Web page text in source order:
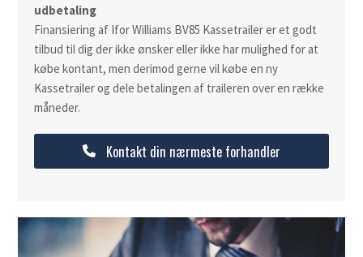
udbetaling
Finansiering af Ifor Williams BV85 Kassetrailer er et godt
tilbud til dig der ikke ønsker eller ikke har mulighed for at
købe kontant, men derimod gerne vil købe en ny
Kassetrailer og dele betalingen af traileren over en række
måneder.
Kontakt din nærmeste forhandler